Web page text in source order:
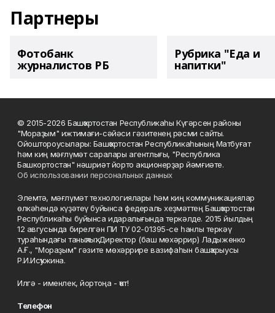
Партнеры
Фотобанк
журналистов РБ
Рубрика "Еда и
напитки"
© 2015-2026 Башҡортостан Республикаһы Күгәрсен районы
"Мораҙым" ижтимағи-сәйәси гәзитенең рәсми сайты.
Ойоштороусылары: Башҡортостан Республикаһының Матбуғат
һәм киң мәғлүмәт саралары агентлығы, "Республика
Башкортостан" нәшриәт йорто акционерҙар йәмғиәте.
Об использовании персональных данных
Элемтә, мәғлүмәт технологиялары һәм киң коммуникациялар
өлкәһендә күҙәтеү буйынса федераль хеҙмәттең Башҡортостан
Республикаһы буйынса идаралығында теркәлде. 2015 йылдың
12 авгусында бирелгән ПИ ТУ 02-01395-се һанлы теркәү
тураһындағы таныҡлыҡ. Директор (баш мөхәррир) Ладыженко
А.Ғ., "Мораҙым" гәзите мөхәррире вазифаһын башҡарыусы
Р.И.Исҡужина.
Илгә - именлек, йортоңа - ҡот!
Телефон